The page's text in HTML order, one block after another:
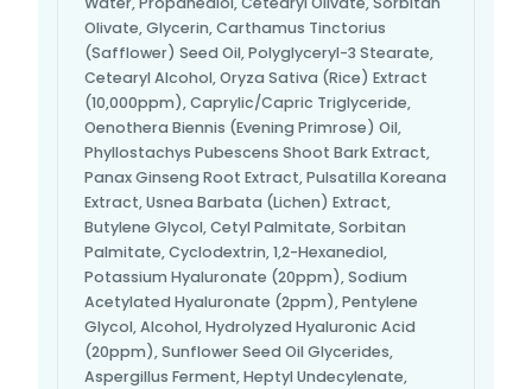
Olivate, Glycerin, Carthamus Tinctorius
(Safflower) Seed Oil, Polyglyceryl-3 Stearate,
Cetearyl Alcohol, Oryza Sativa (Rice) Extract
(10,000ppm), Caprylic/Capric Triglyceride,
Oenothera Biennis (Evening Primrose) Oil,
Phyllostachys Pubescens Shoot Bark Extract,
Panax Ginseng Root Extract, Pulsatilla Koreana
Extract, Usnea Barbata (Lichen) Extract,
Butylene Glycol, Cetyl Palmitate, Sorbitan
Palmitate, Cyclodextrin, 1,2-Hexanediol,
Potassium Hyaluronate (20ppm), Sodium
Acetylated Hyaluronate (2ppm), Pentylene
Glycol, Alcohol, Hydrolyzed Hyaluronic Acid
(20ppm), Sunflower Seed Oil Glycerides,
Aspergillus Ferment, Heptyl Undecylenate,